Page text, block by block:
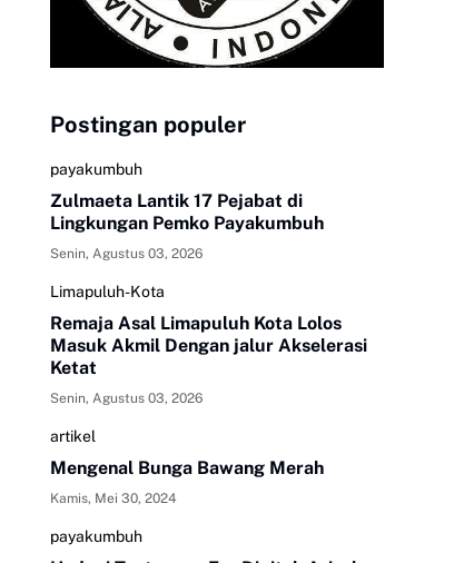
Postingan populer
payakumbuh
Zulmaeta Lantik 17 Pejabat di
Lingkungan Pemko Payakumbuh
Senin, Agustus 03, 2026
Limapuluh-Kota
Remaja Asal Limapuluh Kota Lolos
Masuk Akmil Dengan jalur Akselerasi
Ketat
Senin, Agustus 03, 2026
artikel
Mengenal Bunga Bawang Merah
Kamis, Mei 30, 2024
payakumbuh